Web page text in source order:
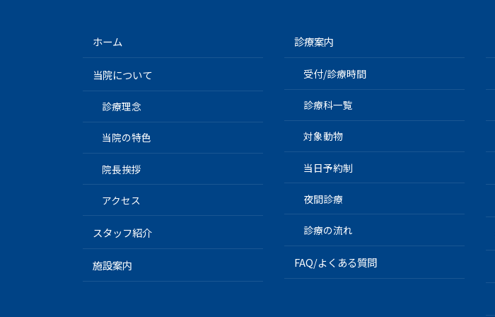
ホーム
当院について
診療理念
当院の特色
院長挨拶
アクセス
スタッフ紹介
施設案内
診療案内
受付/診療時間
診療科一覧
対象動物
当日予約制
夜間診療
診療の流れ
FAQ/よくある質問